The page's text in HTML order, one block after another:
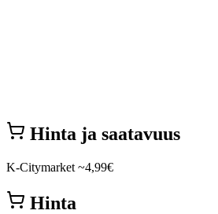
Hinta ja saatavuus
K-Citymarket ~4,99€
Hinta